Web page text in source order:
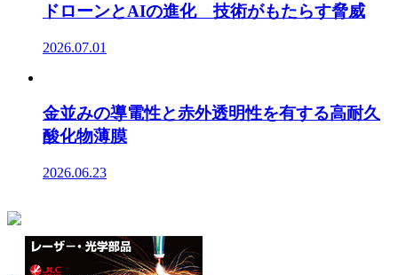
ドローンとAIの進化 技術がもたらす脅威
2026.07.01
金並みの導電性と赤外透明性を有する高耐久
酸化物薄膜
2026.06.23